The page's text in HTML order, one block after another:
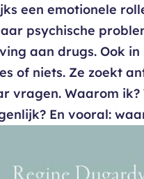
een emotionele
psychische
aan drugs. Ook in
of niets. Ze zoekt
vragen. Waarom ik?
En vooral: